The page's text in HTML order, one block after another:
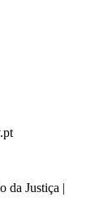
da Justiça |